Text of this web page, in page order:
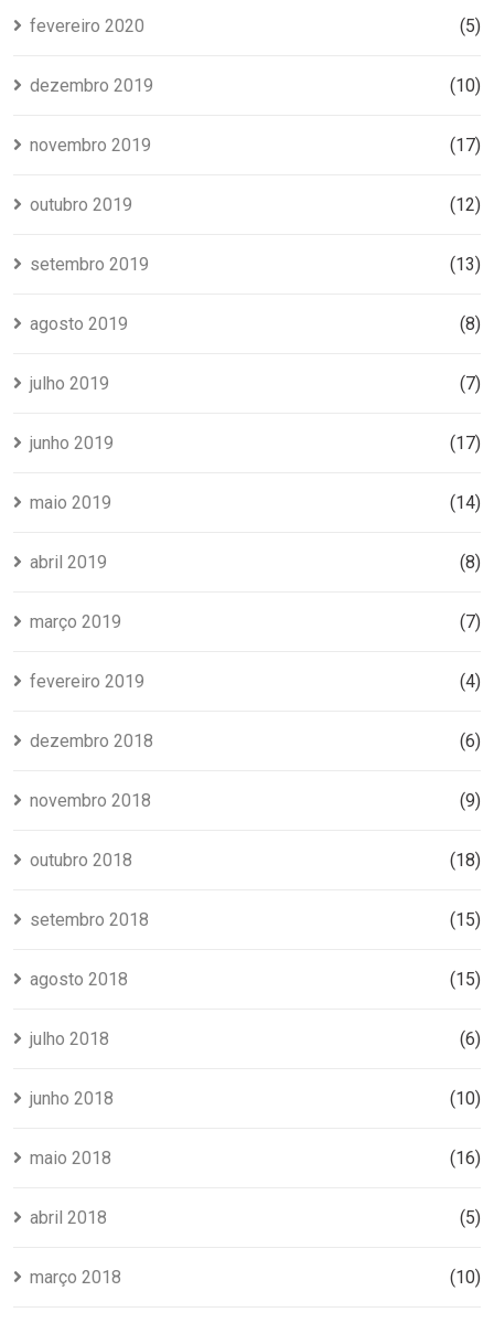
fevereiro 2020 (5)
dezembro 2019 (10)
novembro 2019 (17)
outubro 2019 (12)
setembro 2019 (13)
agosto 2019 (8)
julho 2019 (7)
junho 2019 (17)
maio 2019 (14)
abril 2019 (8)
março 2019 (7)
fevereiro 2019 (4)
dezembro 2018 (6)
novembro 2018 (9)
outubro 2018 (18)
setembro 2018 (15)
agosto 2018 (15)
julho 2018 (6)
junho 2018 (10)
maio 2018 (16)
abril 2018 (5)
março 2018 (10)